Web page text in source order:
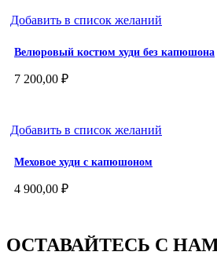
Добавить в список желаний
Велюровый костюм худи без капюшона
7 200,00 ₽
Добавить в список желаний
Меховое худи с капюшоном
4 900,00 ₽
ОСТАВАЙТЕСЬ С